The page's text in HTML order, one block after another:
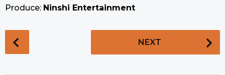
Produce: Ninshi Entertainment
o
NEXT